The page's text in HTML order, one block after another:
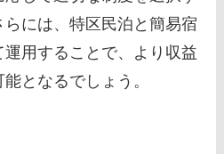
には、特区民泊と簡易宿
用することで、より収益
となるでしょう。